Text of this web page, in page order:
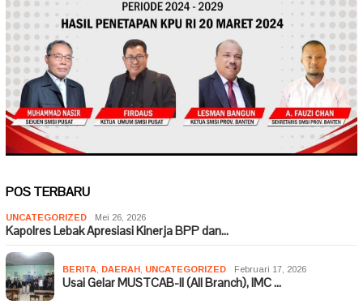
POS TERBARU
UNCATEGORIZED Mei 26, 2026
Kapolres Lebak Apresiasi Kinerja BPP dan…
BERITA DAERAH UNCATEGORIZED Februari 17, 2026
Usai Gelar MUSTCAB-II (All Branch), IMC …